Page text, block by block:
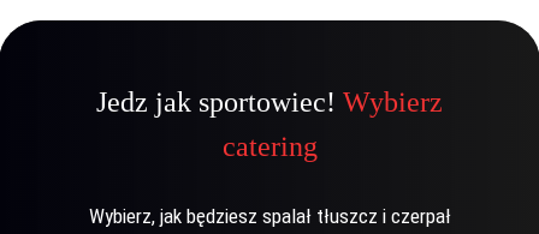
Jedz jak sportowiec! Wybierz
catering
Wybierz, jak będziesz spalał tłuszcz i czerpał